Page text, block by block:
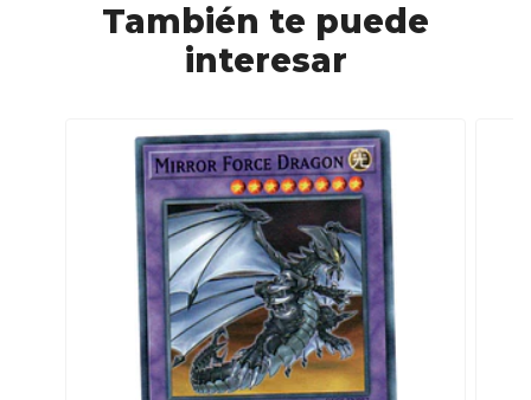
También te puede
interesar